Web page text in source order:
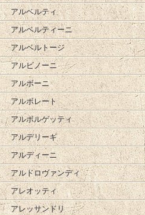
アルベルティ
アルベルティーニ
アルベルトージ
アルビノーニ
アルボーニ
アルボレート
アルボルゲッティ
アルデリーギ
アルディーニ
アルドロヴァンディ
アレオッティ
アレッサンドリ